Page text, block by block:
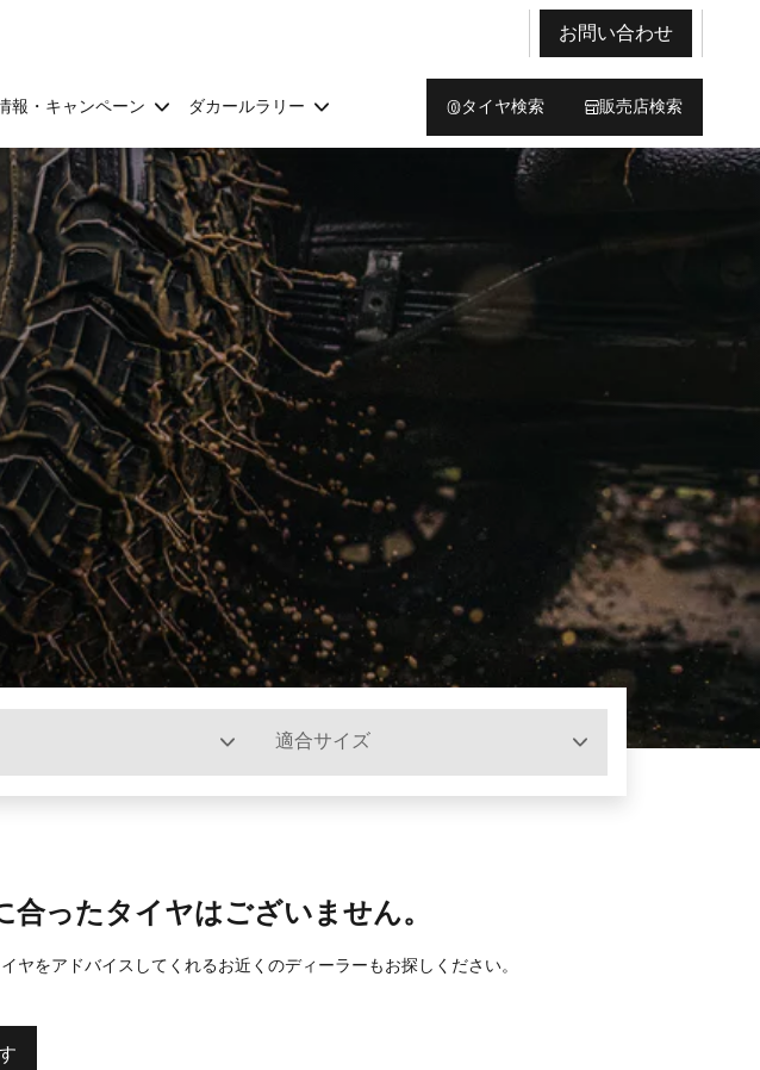
お問い合わせ
報・キャンペーン ダカールラリー タイヤ検索 販売店検索
適合サイズ
ったタイヤはございません。
をアドバイスしてくれるお近くのディーラーもお探しください。